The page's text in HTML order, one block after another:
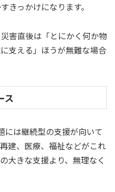
きっかけになります。
害直後は「とにかく何か物
支える」ほうが無難な場合
ス
には継続型の支援が向いて
建、医療、福祉などがこれ
大きな支援より、無理なく